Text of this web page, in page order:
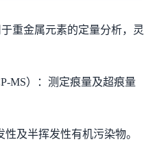
重金属元素的定量分析，灵
MS）：测定痕量及超痕量
及半挥发性有机污染物。